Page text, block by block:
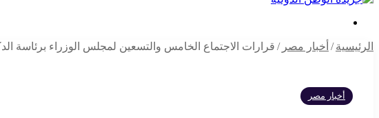
الرئيسية / أخبار مصر / قرارات الاجتماع الخامس والتسعين لمجلس الوزراء برئاسة
أخبار مصر